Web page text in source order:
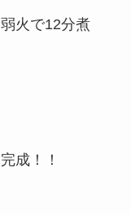
火で12分煮
成！！